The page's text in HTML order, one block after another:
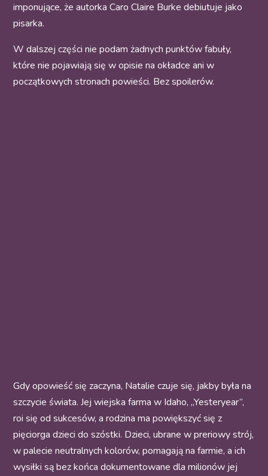
imponujące, że autorka Caro Claire Burke debiutuje jako
pisarka.
W dalszej części nie podam żadnych punktów fabuły,
które nie pojawiają się w opisie na okładce ani w
początkowych stronach powieści. Bez spoilerów.
Gdy opowieść się zaczyna, Natalie czuje się, jakby była na
szczycie świata. Jej wiejska farma w Idaho, „Yesteryear”,
roi się od sukcesów, a rodzina ma powiększyć się z
pięciorga dzieci do szóstki. Dzieci, ubrane w preriowy strój,
w palecie neutralnych kolorów, pomagają na farmie, a ich
wysiłki są bez końca dokumentowane dla milionów jej